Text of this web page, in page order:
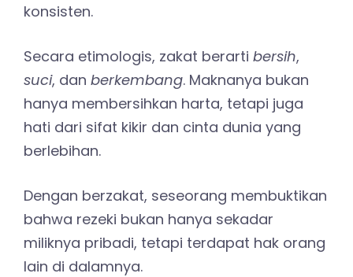
konsisten.
Secara etimologis, zakat berarti bersih,
suci, dan berkembang. Maknanya bukan
hanya membersihkan harta, tetapi juga
hati dari sifat kikir dan cinta dunia yang
berlebihan.
Dengan berzakat, seseorang membuktikan
bahwa rezeki bukan hanya sekadar
miliknya pribadi, tetapi terdapat hak orang
lain di dalamnya.